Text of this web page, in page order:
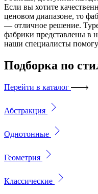
Если вы хотите
ценовом диапазоне, то
— отличное решение.
фабрики представлены в
наши специалисты
Подборка по
Перейти в каталог
Абстракция
Однотонные
Геометрия
Классические